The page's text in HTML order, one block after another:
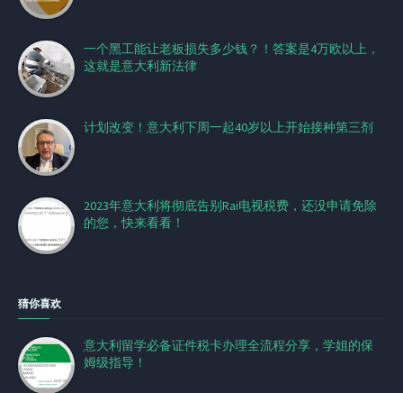
一个黑工能让老板损失多少钱？！答案是4万欧以上，
这就是意大利新法律
计划改变！意大利下周一起40岁以上开始接种第三剂
2023年意大利将彻底告别Rai电视税费，还没申请免除
的您，快来看看！
猜你喜欢
意大利留学必备证件税卡办理全流程分享，学姐的保
姆级指导！